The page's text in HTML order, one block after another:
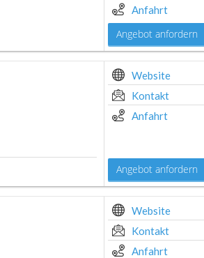
Anfahrt
Angebot anfordern
Website
Kontakt
Anfahrt
Angebot anfordern
Website
Kontakt
Anfahrt